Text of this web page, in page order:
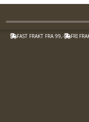
FAST FRAKT FRA 99,- FRI